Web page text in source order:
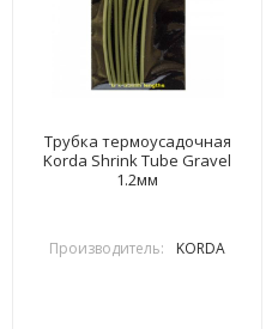
Трубка термоусадочная
Korda Shrink Tube Gravel
1.2мм
Производитель: KORDA